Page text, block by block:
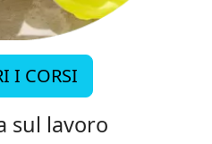
I CORSI
sul lavoro